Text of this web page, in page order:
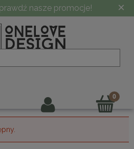
nasze promocje! ×